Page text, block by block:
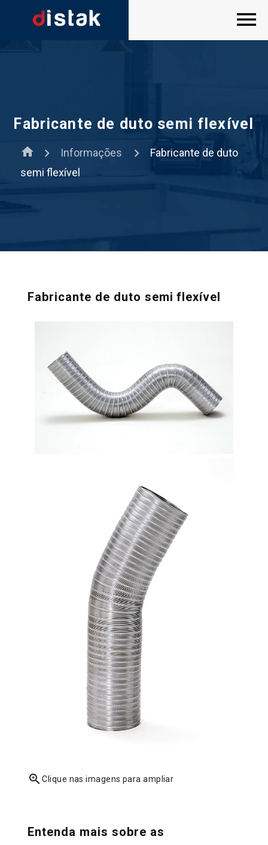
Fabricante de duto semi flexível
home Informações
Fabricante de duto
semi flexível
Fabricante de duto semi flexível
zoom_inClique nas imagens para ampliar
Entenda mais sobre as